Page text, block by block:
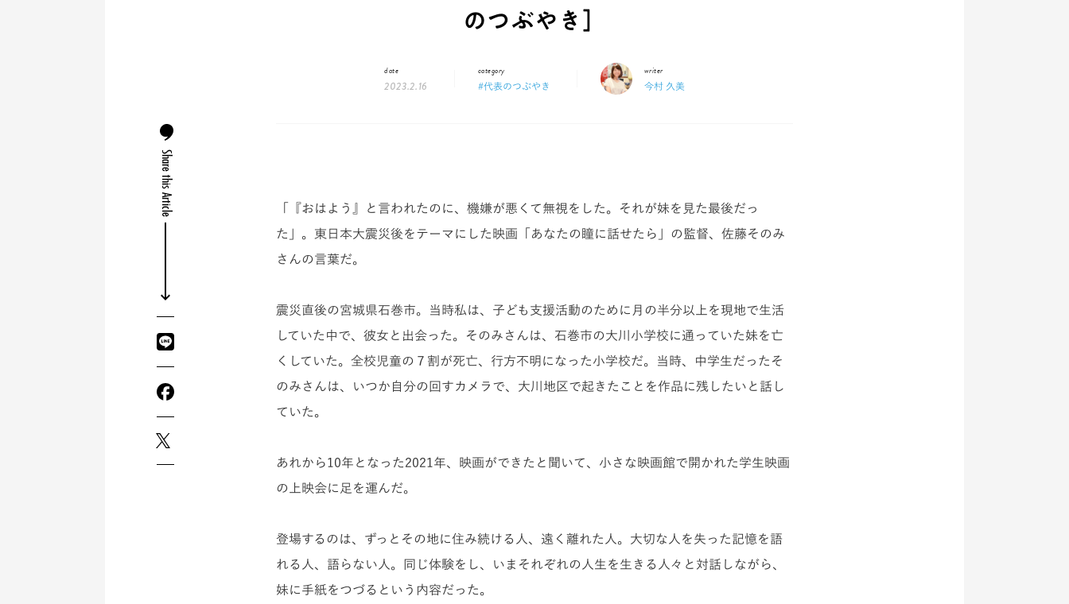
のつぶやき］
date
2023.2.16
category
#代表のつぶやき
writer
今村 久美
Share this Article
「『おはよう』と言われたのに、機嫌が悪くて無視をした。それが妹を見た最後だっ
た」。東日本大震災後をテーマにした映画「あなたの瞳に話せたら」の監督、佐藤そのみ
さんの言葉だ。
震災直後の宮城県石巻市。当時私は、子ども支援活動のために月の半分以上を現地で生活
していた中で、彼女と出会った。そのみさんは、石巻市の大川小学校に通っていた妹を亡
くしていた。全校児童の７割が死亡、行方不明になった小学校だ。当時、中学生だったそ
のみさんは、いつか自分の回すカメラで、大川地区で起きたことを作品に残したいと話し
ていた。
あれから10年 となった2021年、映画ができたと聞いて、小さな映画館で開かれた学生映画
の上映会に足を運んだ。
登場するのは、ずっとその地に住み続ける人、遠く離れた人。大切な人を失った記憶を語
れる人、語らない人。同じ体験をし、いまそれぞれの人生を生きる人々と対話しながら、
妹に手紙をつづるという内容だった。